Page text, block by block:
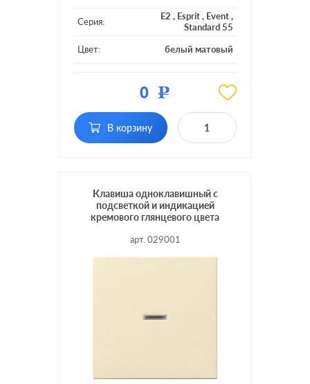
Серия: E2 , Esprit, Event,
Standard 55
Цвет:
белый матовый
клавиш:
Подсветка:
с подсветкой, с
индикацией
0 Р
В корзину
Клавиша одноклавишный с
подсветкой и индикацией
кремового глянцевого цвета
арт. 029001